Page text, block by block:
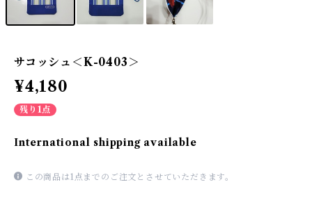
サコッシュ＜K-0403＞
¥4,180
残り1点
International shipping available
この商品は1点までのご注文とさせていただきます。